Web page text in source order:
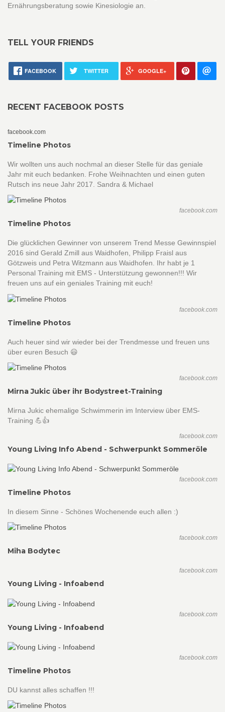
Ernährungsberatung sowie Kinesiologie an.
TELL YOUR FRIENDS
FACEBOOK TWITTER GOOGLE+
RECENT FACEBOOK POSTS
facebook.com
Timeline Photos
Wir wollten uns auch nochmal an dieser Stelle für das geniale
Jahr mit euch bedanken. Frohe Weihnachten und einen guten
Rutsch ins neue Jahr 2017. Sandra & Michael
facebook.com
Timeline Photos
Die glücklichen Gewinner von unserem Trend Messe Gewinnspiel
2016 sind Gerald Zmill aus Waidhofen, Philipp Fraisl aus
Götzweis und Petra Witzmann aus Waidhofen. Ihr habt je 1
Personal Training mit EMS - Unterstützung gewonnen!!! Wir
freuen uns auf ein geniales Training mit euch!
facebook.com
Timeline Photos
Auch heuer sind wir wieder bei der Trendmesse und freuen uns
über euren Besuch 😃
facebook.com
Mirna Jukic über ihr Bodystreet-Training
Mirna Jukic ehemalige Schwimmerin im Interview über EMS-
Training 💪👍
facebook.com
Young Living Info Abend - Schwerpunkt Sommeröle
facebook.com
Timeline Photos
In diesem Sinne - Schönes Wochenende euch allen :)
facebook.com
Miha Bodytec
facebook.com
Young Living - Infoabend
facebook.com
Young Living - Infoabend
facebook.com
Timeline Photos
DU kannst alles schaffen !!!